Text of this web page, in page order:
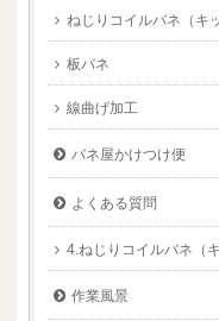
ねじりコイルバネ（キ
板バネ
線曲げ加工
バネ屋かけつけ便
よくある質問
4.ねじりコイルバネ（
作業風景